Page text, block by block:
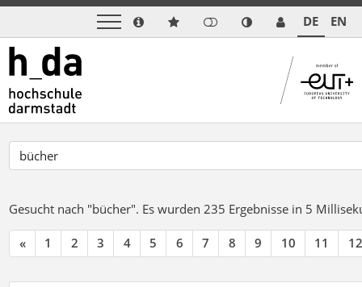
DE EN
Gesucht nach "bücher". Es wurden 235 Ergebnisse in 5
« 1 2 3 4 5 6 7 8 9 10 11 12